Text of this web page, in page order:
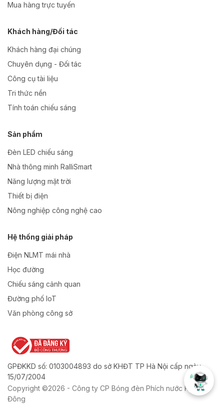
Mua hàng trực tuyến
Khách hàng/Đối tác
Khách hàng đại chúng
Chuyên dụng - Đối tác
Công cụ tài liệu
Tri thức nền
Tính toán chiếu sáng
Sản phẩm
Đèn LED chiếu sáng
Nhà thông minh RalliSmart
Năng lượng mặt trời
Thiết bị điện
Nông nghiệp công nghệ cao
Hệ thống giải pháp
Điện NLMT mái nhà
Học đường
Chiếu sáng cảnh quan
Đường phố IoT
Văn phòng công sở
GPĐKKD số: 0103004893 do sở KHĐT TP Hà Nội cấp ngày
15/07/2004
Copyright ©2026 - Công ty CP Bóng đèn Phích nước Rạng
Đông